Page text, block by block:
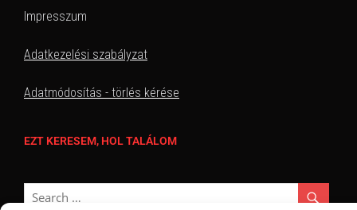
Impresszum
Adatkezelési szabályzat
Adatmódosítás - törlés kérése
EZT KERESEM, HOL TALÁLOM